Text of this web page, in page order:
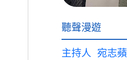
聽聲漫遊
主持人 宛志蘋